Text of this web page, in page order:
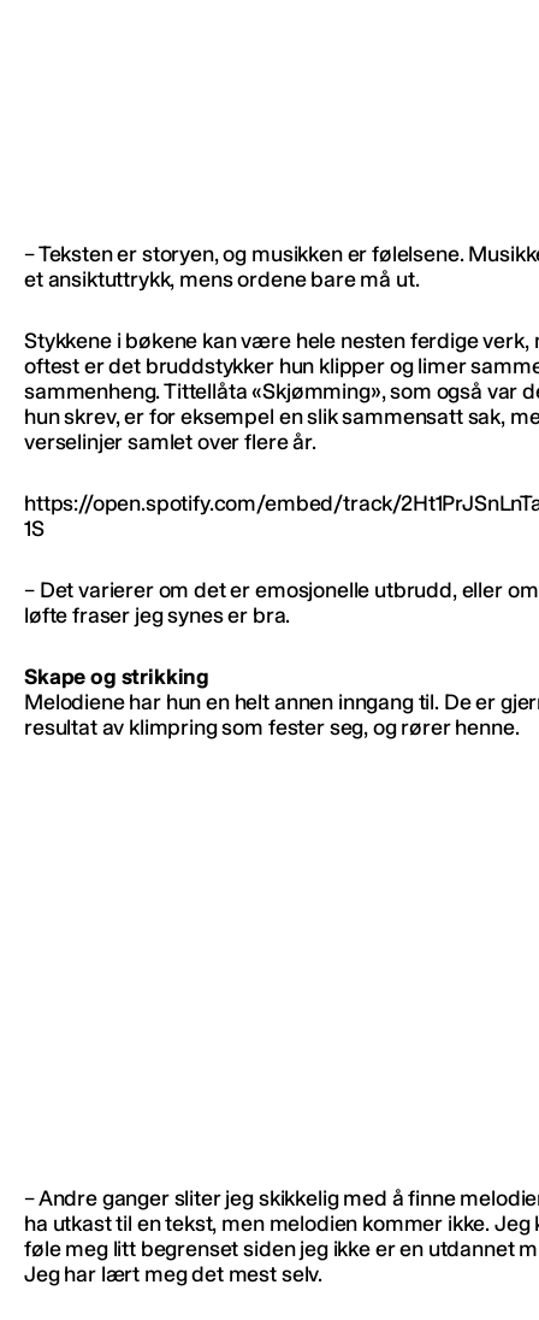
– Teksten er storyen, og musikken er følelsene.
et ansiktuttrykk, mens ordene bare må ut.
Stykkene i bøkene kan være hele nesten ferdige verk,
oftest er det bruddstykker hun klipper og limer
sammenheng. Tittellåta «Skjømming», som også var
hun skrev, er for eksempel en slik sammensatt sak,
verselinjer samlet over flere år.
https://open.spotify.com/embed/track/
1S
– Det varierer om det er emosjonelle utbrudd, eller
løfte fraser jeg synes er bra.
Skape og strikking
Melodiene har hun en helt annen inngang til. De er
resultat av klimpring som fester seg, og rører henne.
– Andre ganger sliter jeg skikkelig med å finne
ha utkast til en tekst, men melodien kommer ikke. Jeg
føle meg litt begrenset siden jeg ikke er en utdannet
Jeg har lært meg det mest selv.